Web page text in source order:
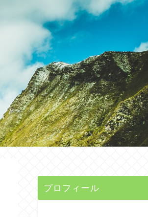
プロフィール